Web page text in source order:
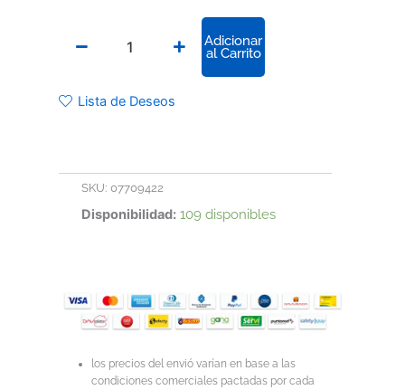
POLIPROPILENO
MONOFILAMENTO
No.
Adicionar
al Carrito
Lista de Deseos
SKU: 07709422
Disponibilidad: 109 disponibles
los precios del envió varían en base a las
condiciones comerciales pactadas por cada